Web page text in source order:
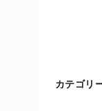
カテゴリ